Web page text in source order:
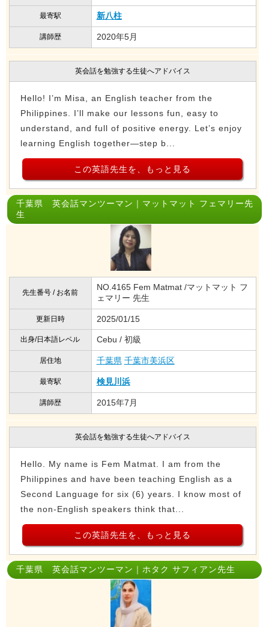
最寄駅 新八柱
講師歴 2020年5月
英会話を勉強する生徒へアドバイス
Hello! I’m Misa, an English teacher from the
Philippines. I’ll make our lessons fun, easy to
understand, and full of positive energy. Let’s enjoy
learning English together—step b...
この英語先生を、もっと見る
千葉県 英会話マンツーマン｜マットマット フェマリー先
生
先生番号 / お名前
NO.4165 Fem Matmat /マットマット フ
ェマリー 先生
更新日時 2025/01/15
出身/日本語レベル Cebu / 初級
居住地 千葉県 千葉市美浜区
最寄駅 検見川浜
講師歴 2015年7月
英会話を勉強する生徒へアドバイス
Hello. My name is Fem Matmat. I am from the
Philippines and have been teaching English as a
Second Language for six (6) years. I know most of
the non-English speakers think that...
この英語先生を、もっと見る
千葉県 英会話マンツーマン｜ホタク サフィアン先生